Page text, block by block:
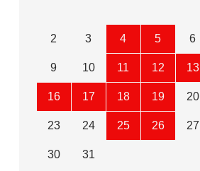
2 3 4 5 6
9 10 11 12 13
16 17 18 19 20
23 24 25 26 27
30 31